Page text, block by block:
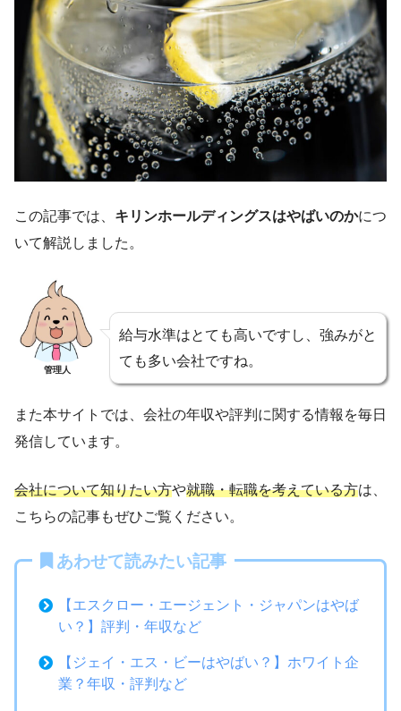
この記事では、 キリンホールディングスはやばいのかにつ
いて解説しました。
管理人
給与水準はとても高いですし、強みがと
ても多い会社ですね。
また本サイトでは、会社の年収や評判に関する情報を毎日
発信しています。
会社について知りたい方や就職・転職を考えている方は、
こちらの記事もぜひご覧ください。
あわせて読みたい記事
【エスクロー・エージェント・ジャパンはやば
い？】評判・年収など
【ジェイ・エス・ビーはやばい？】ホワイト企
業？年収・評判など